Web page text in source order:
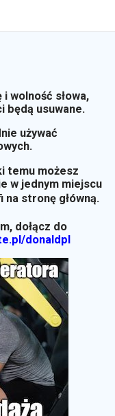
wolność słowa,
będą usuwane.
używać
temu możesz
w jednym miejscu
na stronę główną.
dołącz do
donaldpl